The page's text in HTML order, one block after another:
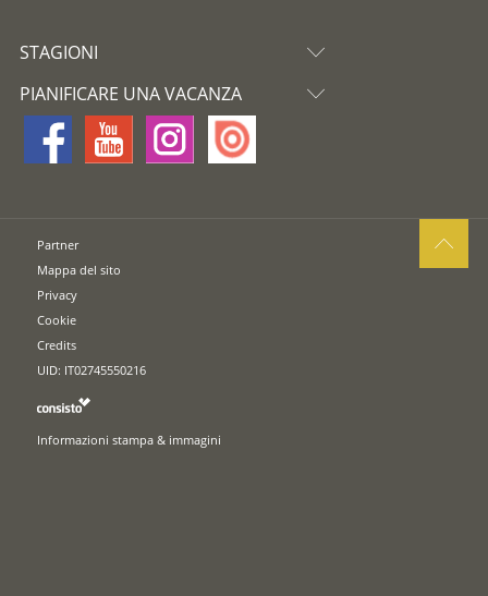
STAGIONI
PIANIFICARE UNA VACANZA
Partner
Mappa del sito
Privacy
Cookie
Credits
UID: IT02745550216
Informazioni stampa & immagini